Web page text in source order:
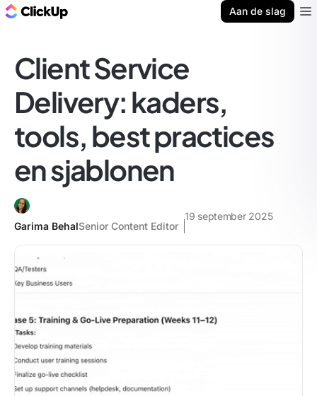
Aan de slag
Client Service
Delivery: kaders,
tools, best practices
en sjablonen
Garima BehalSenior Content Editor
19 september 2025